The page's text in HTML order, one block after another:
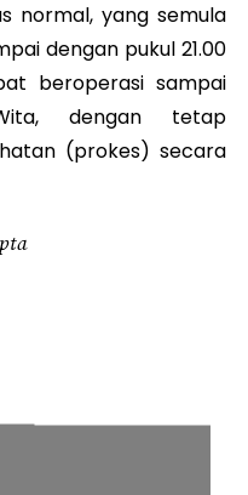
normal, yang semula
dengan pukul 21.00
beroperasi sampai
dengan tetap
(prokes) secara